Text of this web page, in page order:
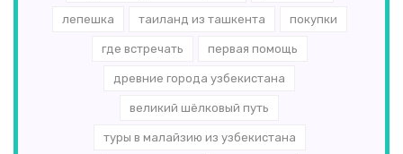
лепешка таиланд из ташкента покупки
где встречать первая помощь
древние города узбекистана
великий шёлковый путь
туры в малайзию из узбекистана